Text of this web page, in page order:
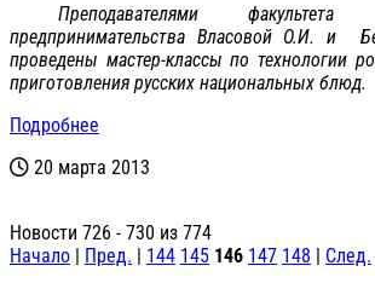
Преподавателями
предпринимательства Власовой О.И. и
проведены мастер-классы по технологии
приготовления русских национальных блюд.
Подробнее
20 марта 2013
Новости 726 - 730 из 774
Начало | Пред. | 144 145 146 147 148 | След.